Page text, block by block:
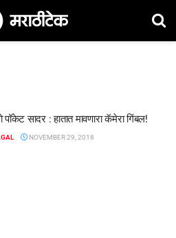
सादर : हातात मावणारा कॅमेरा गिंबल!
NOVEMBER 29, 2018